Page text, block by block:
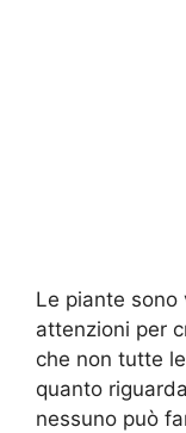
Le piante
attenzioni per
che non tutte
quanto
nessuno può